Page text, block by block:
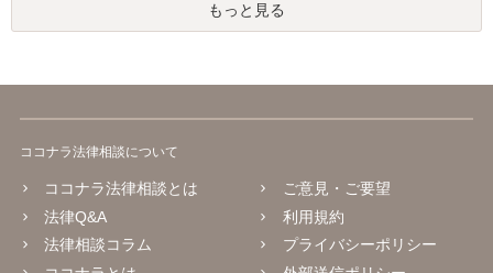
もっと見る
ココナラ法律相談について
ココナラ法律相談とは
法律Q&A
法律相談コラム
ご意見・ご要望
利用規約
プライバシーポリシー